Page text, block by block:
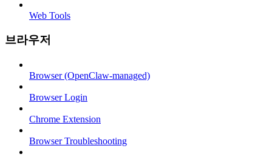
Web Tools
브라우저
Browser (OpenClaw-managed)
Browser Login
Chrome Extension
Browser Troubleshooting